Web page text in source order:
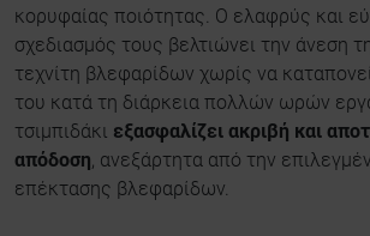
κορυφαίας ποιότητας. Ο ελαφρύς και
σχεδιασμός τους βελτιώνει την άνεση
τεχνίτη βλεφαρίδων χωρίς να
του κατά τη διάρκεια πολλών ωρών
τσιμπιδάκι εξασφαλίζει ακριβή και
απόδοση, ανεξάρτητα από την
επέκτασης βλεφαρίδων.